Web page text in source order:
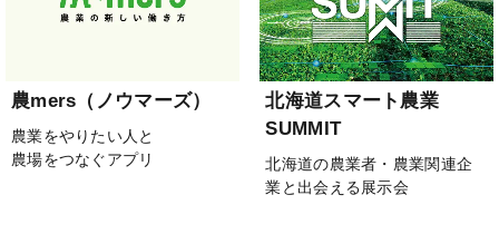
農mers（ノウマーズ）
農業をやりたい人と
農場をつなぐアプリ
北海道スマート農業
SUMMIT
北海道の農業者・農業関連企
業と出会える展示会